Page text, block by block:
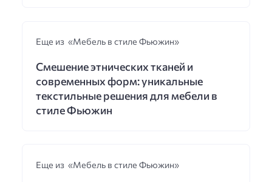
Еще из «Мебель в стиле Фьюжин»
Смешение этнических тканей и
современных форм: уникальные
текстильные решения для мебели в
стиле Фьюжин
Еще из «Мебель в стиле Фьюжин»